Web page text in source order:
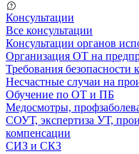
Консультации
Все консультации
Консультации органов
Организация ОТ на
Требования безопасности
Несчастные случаи на
Обучение по ОТ и ПБ
Медосмотры,
СОУТ, экспертиза УТ,
компенсации
СИЗ и СКЗ